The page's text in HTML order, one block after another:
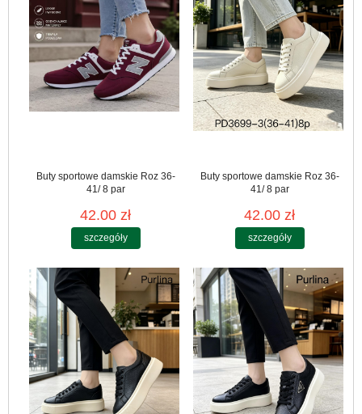
Buty sportowe damskie Roz 36-
41/ 8 par
42.00 zł
szczegóły
Buty sportowe damskie Roz 36-
41/ 8 par
42.00 zł
szczegóły